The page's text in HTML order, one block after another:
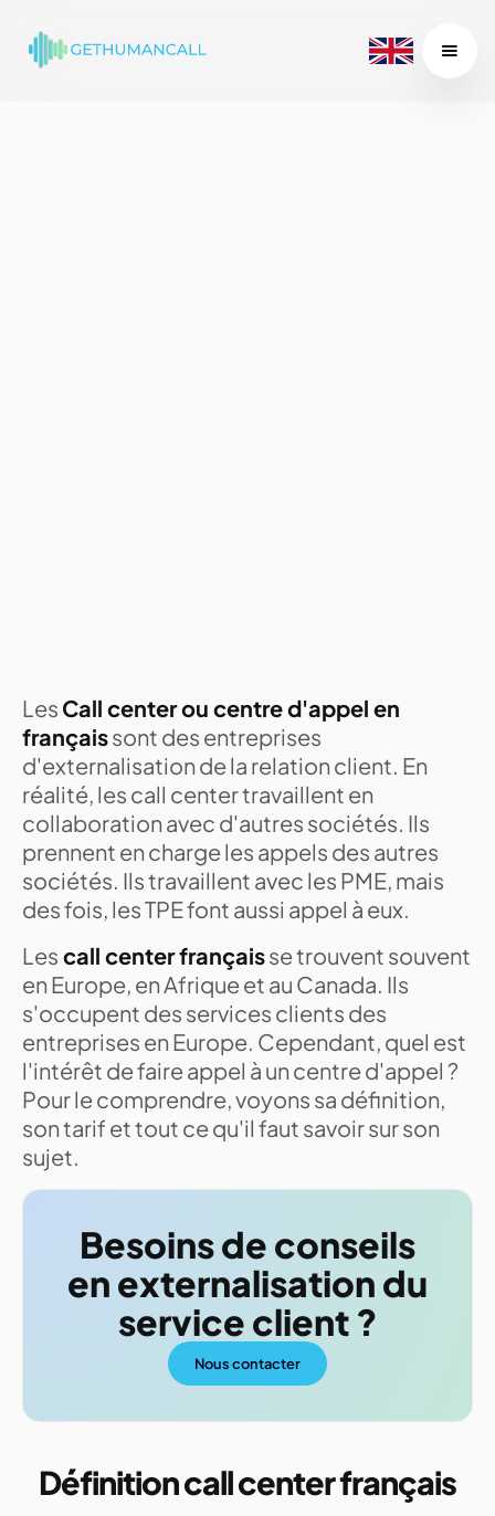
Les Call center ou centre d'appel en
françaissont des entreprises
d'externalisation de la relation client. En
réalité, les call center travaillent en
collaboration avec d'autres sociétés. Ils
prennent en charge les appels des autres
sociétés. Ils travaillent avec les PME, mais
des fois, les TPE font aussi appel à eux.
Les call center françaisse trouvent souvent
en Europe, en Afrique et au Canada. Ils
s'occupent des services clients des
entreprises en Europe. Cependant, quel est
l'intérêt de faire appel à un centre d'appel ?
Pour le comprendre, voyons sa définition,
son tarif et tout ce qu'il faut savoir sur son
sujet.
Besoins de conseils
en externalisation du
service client ?
Nous contacter
Définition call center français